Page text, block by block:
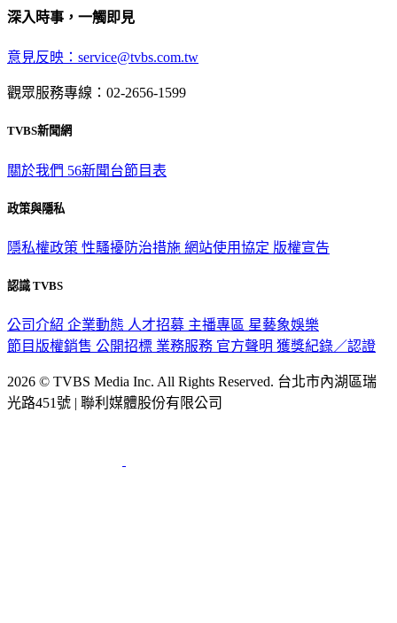
深入時事，一觸即見
意見反映：service@tvbs.com.tw
觀眾服務專線：02-2656-1599
TVBS新聞網
關於我們 56新聞台節目表
政策與隱私
隱私權政策 性騷擾防治措施 網站使用協定 版權宣告
認識 TVBS
公司介紹 企業動態 人才招募 主播專區 星藝象娛樂
節目版權銷售 公開招標 業務服務 官方聲明 獲獎紀錄／認證
2026 © TVBS Media Inc. All Rights Reserved. 台北市內湖區瑞
光路451號 | 聯利媒體股份有限公司